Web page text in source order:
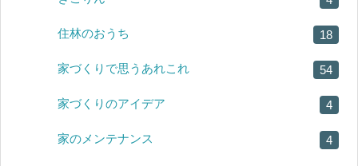
住林のおうち 18
家づくりで思うあれこれ 54
家づくりのアイデア 4
家のメンテナンス 4